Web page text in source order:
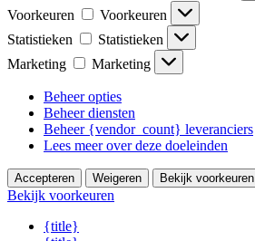
Voorkeuren
Voorkeuren
Statistieken
Statistieken
Marketing
Marketing
Beheer opties
Beheer diensten
Beheer {vendor_count} leveranciers
Lees meer over deze doeleinden
Accepteren Weigeren Bekijk voorkeuren
Bekijk voorkeuren
{title}